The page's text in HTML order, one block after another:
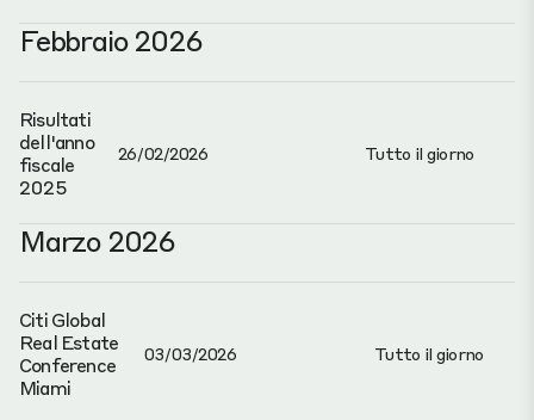
Febbraio 2026
Risultati
dell'anno
fiscale
2025
26/02/2026 Tutto il giorno
Marzo 2026
Citi Global
Real Estate
Conference
Miami
03/03/2026 Tutto il giorno